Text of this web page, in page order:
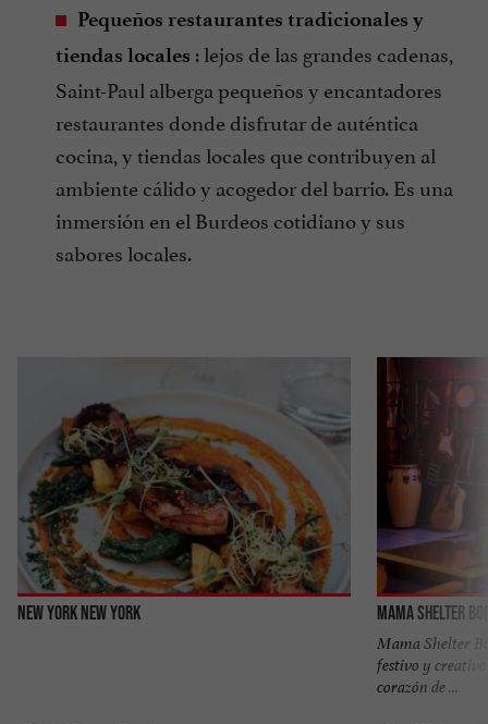
Pequeños restaurantes tradicionales y
tiendas locales : lejos de las grandes cadenas,
Saint-Paul alberga pequeños y encantadores
restaurantes donde disfrutar de auténtica
cocina, y tiendas locales que contribuyen al
ambiente cálido y acogedor del barrio. Es una
inmersión en el Burdeos cotidiano y sus
sabores locales.
New York New York Mama Shelter
Mama Shelter
festivo y
corazón de ...